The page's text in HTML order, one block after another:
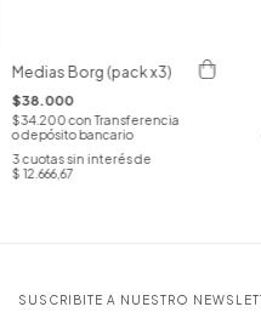
Medias Borg (pack x3)
$38.000
$34.200con Transferencia
o depósito bancario
3cuotas sin interés de
$ 12.666,67
SUSCRIBITE A NUESTRO